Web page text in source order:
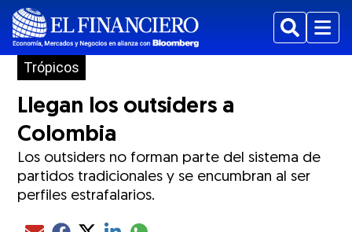
BuscarMenu
Trópicos
Llegan los outsiders a
Colombia
Los outsiders no forman parte del sistema de
partidos tradicionales y se encumbran al ser
perfiles estrafalarios.